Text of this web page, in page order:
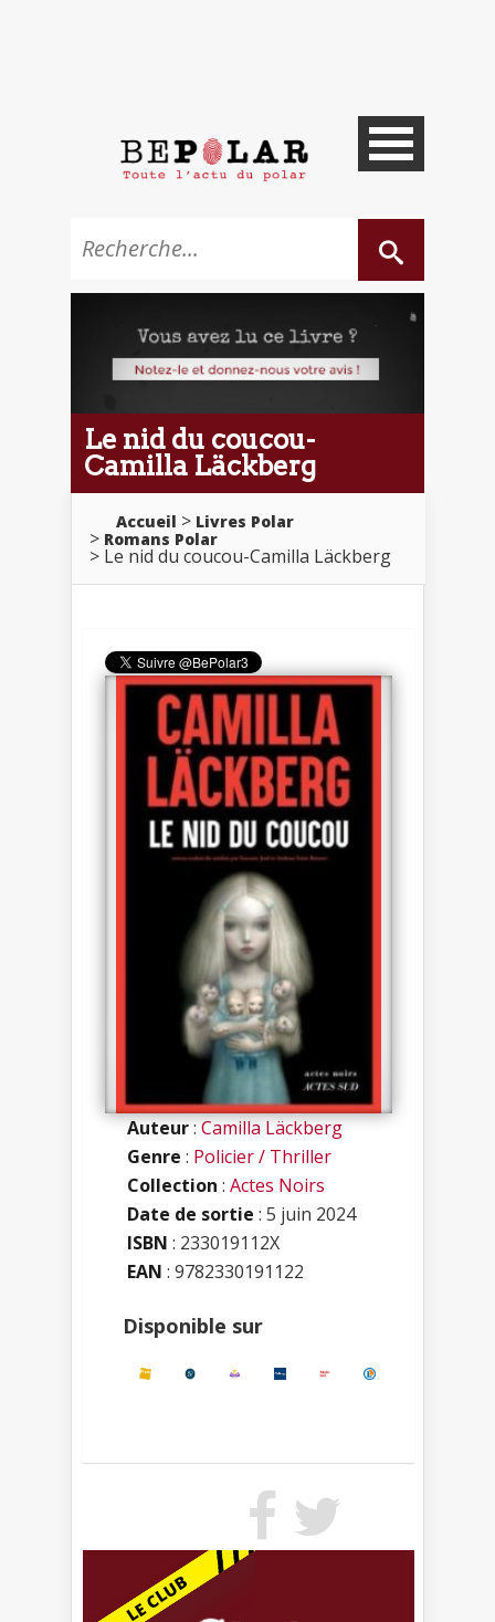
Le nid du coucou-
Camilla Läckberg
Accueil
Livres Polar
Romans Polar
Le nid du coucou-Camilla Läckberg
Auteur:Camilla Läckberg
Genre : Policier / Thriller
Collection : Actes Noirs
Date de sortie : 5 juin 2024
ISBN : 233019112X
EAN : 9782330191122
Disponible sur